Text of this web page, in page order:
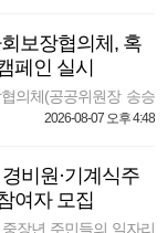
보장협의체, 혹
페인 실시
의체(공공위원장 송승
2026-08-07 오후 4:48
비원·기계식주
여자 모집
장년 주민들의 일자리